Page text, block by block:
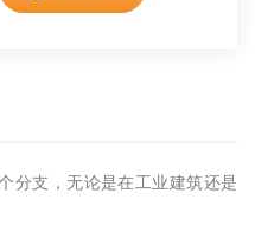
分支，无论是在工业建筑还是